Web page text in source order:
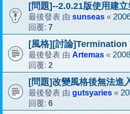
[問題]--2.0.21版使用建
最後發表 由 sunseas «
回覆: 7
[風格][討論]Termination
最後發表 由 Artemas «
回覆: 2
[問題]改變風格後無法進
最後發表 由 gutsyaries «
回覆: 6